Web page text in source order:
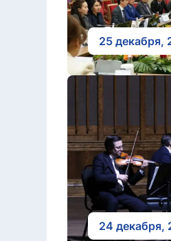
25 декабря,
24 декабря,